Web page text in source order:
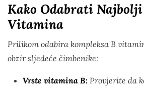
Kako Odabrati Najbolji
Vitamina
Prilikom odabira kompleksa B
obzir sljedeće čimbenike:
Vrste vitamina B: Provjerite da